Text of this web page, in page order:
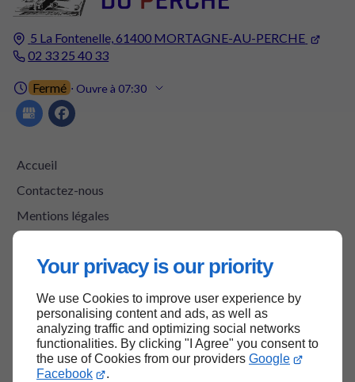
Your privacy is our priority
We use Cookies to improve user experience by
personalising content and ads, as well as
analyzing traffic and optimizing social networks
functionalities. By clicking "I Agree" you consent to
the use of Cookies from our providers Google
Facebook
.
5 La Fontenelle,61400 MORTAGNE-AU-PERCHE
02 33 25 40 33
Fermé ⋅ Ouvre à 07:30
Accueil
Contactez-nous
Mentions légales
Haut de page